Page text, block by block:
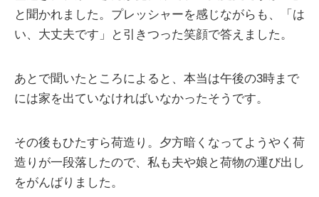
と聞かれました。プレッシャーを感じながらも、「は
い、大丈夫です」と引きつった笑顔で答えました。
あとで聞いたところによると、本当は午後の3時まで
には家を出ていなければいなかったそうです。
その後もひたすら荷造り。夕方暗くなってようやく荷
造りが一段落したので、私も夫や娘と荷物の運び出し
をがんばりました。